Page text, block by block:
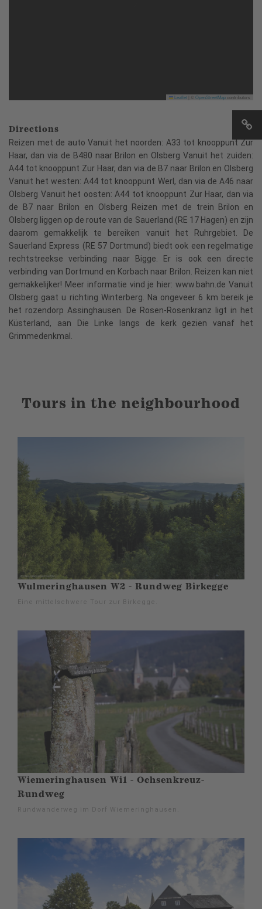
Leaflet OpenStreetMapcontributors
Directions
Reizen met de auto Vanuit het noorden: A33 tot knooppunt Zur
Haar, dan via de B480 naar Brilon en Olsberg Vanuit het zuiden:
A44 tot knooppunt Zur Haar, dan via de B7 naar Brilon en Olsberg
Vanuit het westen: A44 tot knooppunt Werl, dan via de A46 naar
Olsberg Vanuit het oosten: A44 tot knooppunt Zur Haar, dan via
de B7 naar Brilon en Olsberg Reizen met de trein Brilon en
Olsberg liggen op de route van de Sauerland (RE 17 Hagen) en zijn
daarom gemakkelijk te bereiken vanuit het Ruhrgebiet. De
Sauerland Express (RE 57 Dortmund) biedt ook een regelmatige
rechtstreekse verbinding naar Bigge. Er is ook een directe
verbinding van Dortmund en Korbach naar Brilon. Reizen kan niet
gemakkelijker! Meer informatie vind je hier: www.bahn.de Vanuit
Olsberg gaat u richting Winterberg. Na ongeveer 6 km bereik je
het rozendorp Assinghausen. De Rosen-Rosenkranz ligt in het
Küsterland, aan Die Linke langs de kerk gezien vanaf het
Grimmedenkmal.
Tours in the neighbourhood
Wulmeringhausen W2 - Rundweg Birkegge
Eine mittelschwere Tour zur Birkegge.
Wiemeringhausen Wi1 - Ochsenkreuz-
Rundweg
Rundwanderweg im Dorf Wiemeringhausen.